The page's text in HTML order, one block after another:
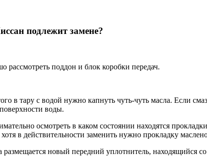
подлежит замене?
рассмотреть поддон и блок коробки передач.
тару с водой нужно капнуть чуть-чуть масла. Если
воды.
осмотреть в каком состоянии находятся
в действительности заменить нужно прокладку
новый передний уплотнитель, находящийся